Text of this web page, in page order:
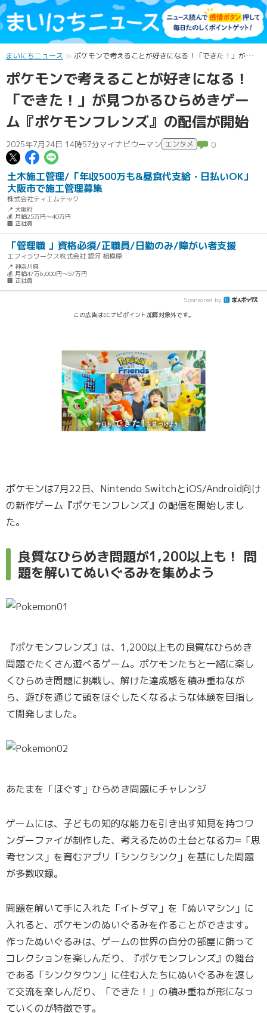
まいにちニュース ポケモンで考えることが好きになる！「できた！」が見つかるひらめきゲーム『ポケモンフレンズ』の配信が開始
ポケモンで考えることが好きになる！
「できた！」が見つかるひらめきゲー
ム『ポケモンフレンズ』の配信が開始
2025年7月24日 14時57分マイナビウーマン エンタメ 0
この記事についてポスト
この記事についてFacebookでシェ
土木施工管理/「年収500万も&昼食代支給・日払いOK」
大阪市で施工管理募集
株式会社ティエムテック
📍 大阪府
💰 月給25万円～40万円
🏢 正社員
「管理職 」資格必須/正職員/日勤のみ/障がい者支援
エフィラワークス株式会社 銀河 相模原
📍 神奈川県
💰 月給47万6,000円～57万円
🏢 正社員
Sponsored by
この広告はECナビポイント加算対象外です。
ポケモンは7月22日、Nintendo SwitchとiOS/Android向け
の新作ゲーム『ポケモンフレンズ』の配信を開始しまし
た。
良質なひらめき問題が1,200以上も！ 問
題を解いてぬいぐるみを集めよう
『ポケモンフレンズ』は、1,200以上もの良質なひらめき
問題でたくさん遊べるゲーム。ポケモンたちと一緒に楽し
くひらめき問題に挑戦し、解けた達成感を積み重ねなが
ら、遊びを通じて頭をほぐしたくなるような体験を目指し
て開発しました。
あたまを「ほぐす」ひらめき問題にチャレンジ
ゲームには、子どもの知的な能力を引き出す知見を持つワ
ンダーファイが制作した、考えるための土台となる力=「思
考センス」を育むアプリ「シンクシンク」を基にした問題
が多数収録。
問題を解いて手に入れた「イトダマ」を「ぬいマシン」に
入れると、ポケモンのぬいぐるみを作ることができます。
作ったぬいぐるみは、ゲームの世界の自分の部屋に飾って
コレクションを楽しんだり、『ポケモンフレンズ』の舞台
である「シンクタウン」に住む人たちにぬいぐるみを渡し
て交流を楽しんだり、「できた！」の積み重ねが形になっ
ていくのが特徴です。